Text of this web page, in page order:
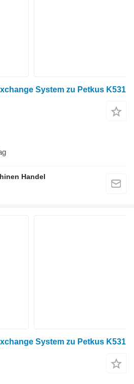
System zu Petkus K531
Handel
System zu Petkus K531